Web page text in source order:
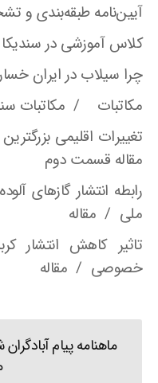
آیین‌نامه طبقه‌بندی و
کلاس آموزشی در سندیکا
چرا سیلاب در ایران
مکاتبات / مکاتبات
تغییرات اقلیمی
مقاله قسمت دوم
رابطه انتشار گازهای
ملی / مقاله
تاثیر کاهش انتشار
خصوصی / مقاله